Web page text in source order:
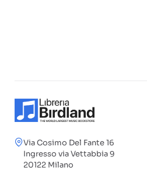
Via Cosimo Del Fante 16
Ingresso via Vettabbia 9
20122 Milano